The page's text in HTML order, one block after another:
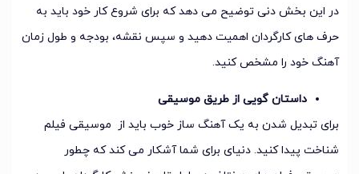
در این بخش دنی توضیح می دهد که برای شروع کار خود باید به
حرف های کارگردان اهمیت دهید و سپس نقشه، بودجه و طول زمان
آهنگ خود را مشخص کنید.
داستان گویی از طریق موسیقی
برای تبدیل شدن به یک آهنگ ساز خوب باید از موسیقی فیلم
شناخت پیدا کنید. دنیای برای شما آشکار می کند که چطور